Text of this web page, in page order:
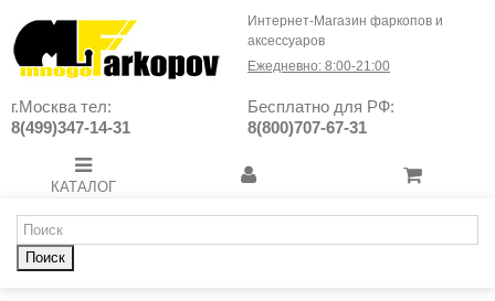
Интернет-Магазин фаркопов и
аксессуаров
Ежедневно: 8:00-21:00
г.Москва тел:
8(499)347-14-31
Бесплатно для РФ:
8(800)707-67-31
КАТАЛОГ
Поиск